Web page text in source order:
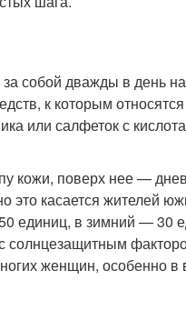
собой дважды в день
к которым
или салфеток с
кожи, поверх нее —
это касается жителей
единиц, в зимний —
женщин, особенно в